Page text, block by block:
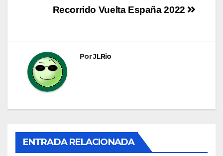
Navegación
entradas
Recorrido Vuelta España 2022
PorJLRio
ENTRADA RELACIONADA